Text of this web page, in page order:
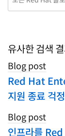
keywords
search
blogs
유사한 검색
Blog post
Red Hat
지원 종료 걱
Blog post
인프라를